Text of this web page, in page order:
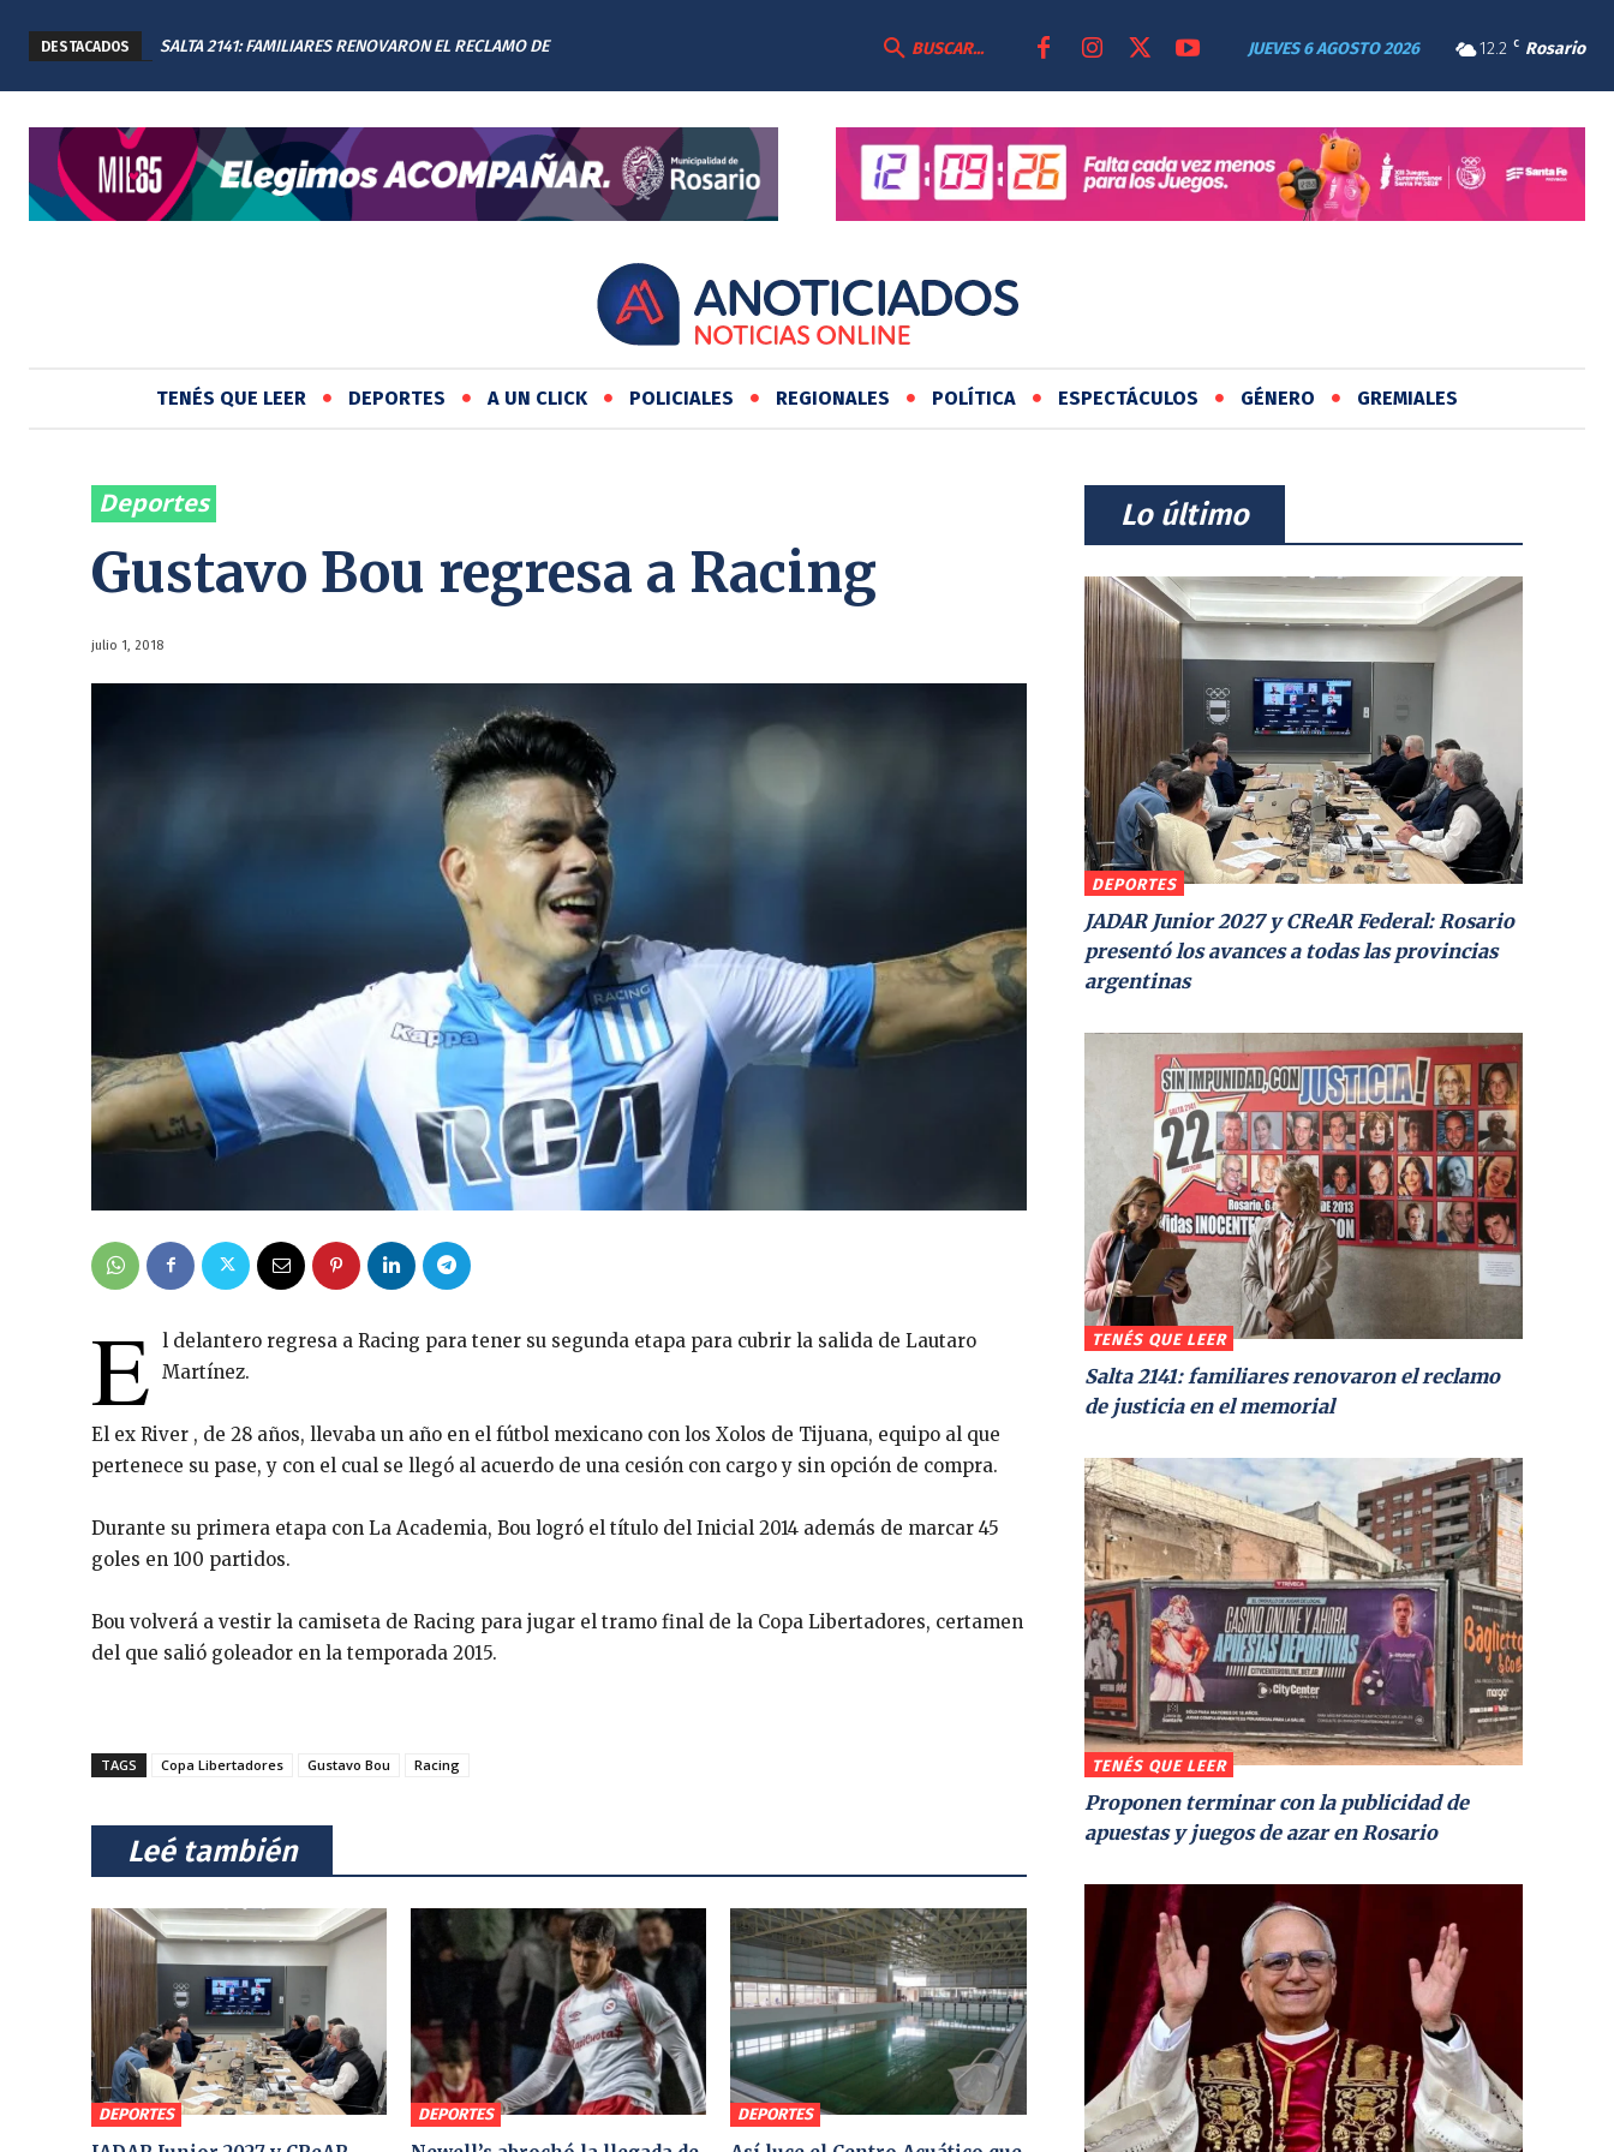
DESTACADOS
SALTA 2141: FAMILIARES RENOVARON EL RECLAMO DE
12.2 C Rosario
JUEVES 6 AGOSTO 2026
BUSCAR...
TENÉS QUE LEER DEPORTES A UN CLICK POLICIALES REGIONALES POLÍTICA ESPECTÁCULOS GÉNERO GREMIALES
Deportes
Gustavo Bou regresa a Racing
julio 1, 2018
E l delantero regresa a Racing para tener su segunda etapa para cubrir la salida de Lautaro
Martínez.
El ex River , de 28 años, llevaba un año en el fútbol mexicano con los Xolos de Tijuana, equipo al que
pertenece su pase, y con el cual se llegó al acuerdo de una cesión con cargo y sin opción de compra.
Durante su primera etapa con La Academia, Bou logró el título del Inicial 2014 además de marcar 45
goles en 100 partidos.
Bou volverá a vestir la camiseta de Racing para jugar el tramo final de la Copa Libertadores, certamen
del que salió goleador en la temporada 2015.
TAGS Copa Libertadores Gustavo Bou Racing
⠀Leé también⠀
DEPORTES DEPORTES DEPORTES
⠀Lo último⠀
DEPORTES
JADAR Junior 2027 y CReAR Federal: Rosario
presentó los avances a todas las provincias
argentinas
TENÉS QUE LEER
Salta 2141: familiares renovaron el reclamo
de justicia en el memorial
TENÉS QUE LEER
Proponen terminar con la publicidad de
apuestas y juegos de azar en Rosario